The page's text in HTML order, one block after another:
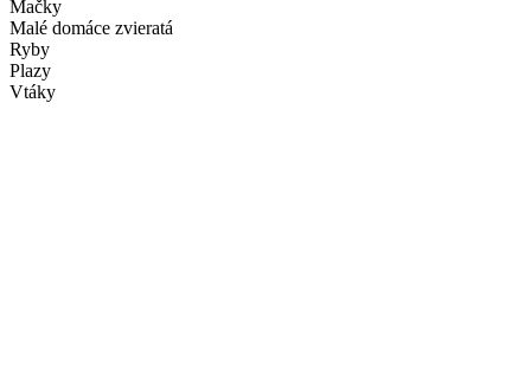
Mačky
Malé domáce zvieratá
Ryby
Plazy
Vtáky